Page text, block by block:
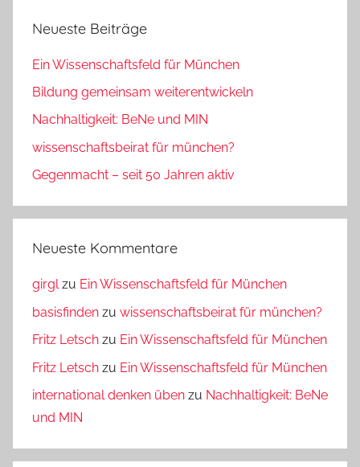
Neueste Beiträge
Ein Wissenschaftsfeld für München
Bildung gemeinsam weiterentwickeln
Nachhaltigkeit: BeNe und MIN
wissenschaftsbeirat für münchen?
Gegenmacht – seit 50 Jahren aktiv
Neueste Kommentare
girglzu Ein Wissenschaftsfeld für München
basisfinden zu wissenschaftsbeirat für münchen?
Fritz Letsch zu Ein Wissenschaftsfeld für München
Fritz Letsch zu Ein Wissenschaftsfeld für München
international denken üben zu Nachhaltigkeit: BeNe
und MIN